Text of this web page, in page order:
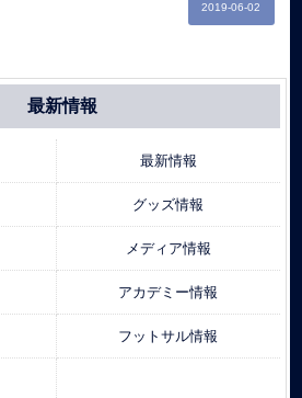
2019-06-02
最新情報
最新情報
グッズ情報
メディア情報
アカデミー情報
フットサル情報